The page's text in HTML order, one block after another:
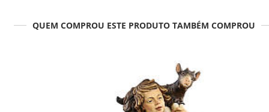
QUEM COMPROU ESTE PRODUTO TAMBÉM COMPROU